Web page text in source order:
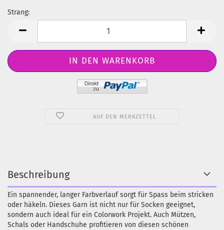
Strang:
AUF DEN MERKZETTEL
Beschreibung
Ein spannender, langer Farbverlauf sorgt für Spass beim stricken
oder häkeln. Dieses Garn ist nicht nur für Socken geeignet,
sondern auch ideal für ein Colorwork Projekt. Auch Mützen,
Schals oder Handschuhe profitieren von diesen schönen